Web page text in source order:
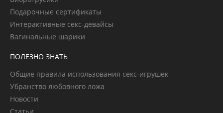
Подарочные сертификаты
Интерактивные секс-девайсы
Вагинальные шарики
ПОЛЕЗНО ЗНАТЬ
Общие правила использования секс-игрушек
Убранство любовного ложа
Новости